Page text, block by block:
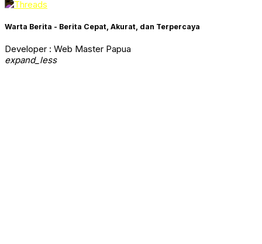
Warta Berita - Berita Cepat, Akurat, dan Terpercaya
Developer : Web Master Papua
expand_less